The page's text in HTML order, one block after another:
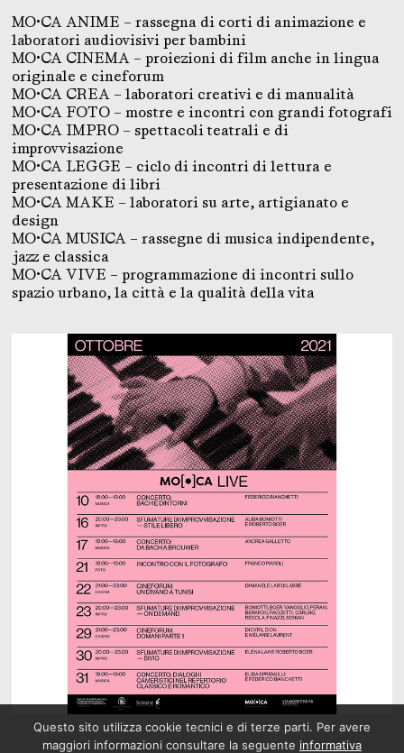
MO•CA ANIME – rassegna di corti di animazione e
laboratori audiovisivi per bambini
MO•CA CINEMA – proiezioni di film anche in lingua
originale e cineforum
MO•CA CREA – laboratori creativi e di manualità
MO•CA FOTO – mostre e incontri con grandi fotografi
MO•CA IMPRO – spettacoli teatrali e di
improvvisazione
MO•CA LEGGE – ciclo di incontri di lettura e
presentazione di libri
MO•CA MAKE – laboratori su arte, artigianato e
design
MO•CA MUSICA – rassegne di musica indipendente,
jazz e classica
MO•CA VIVE – programmazione di incontri sullo
spazio urbano, la città e la qualità della vita
Questo sito utilizza cookie tecnici e di terze parti. Per avere
maggiori informazioni consultare la seguente informativa